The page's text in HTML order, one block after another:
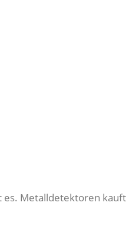
es. Metalldetektoren